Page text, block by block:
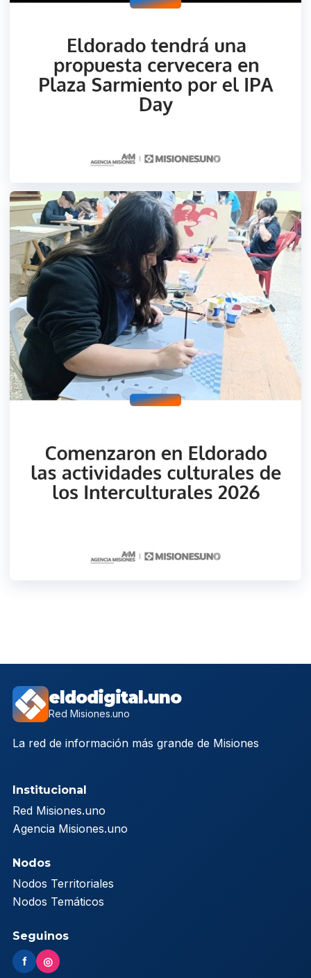
eldodigital.uno
Red Misiones.uno
La red de información más grande de Misiones
Institucional
Red Misiones.uno
Agencia Misiones.uno
Nodos
Nodos Territoriales
Nodos Temáticos
Seguinos
f ◎